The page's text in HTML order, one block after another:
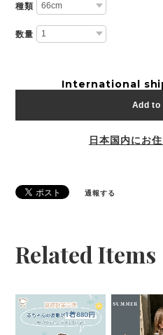
種類
数量
International
Add
日本国内にお
通報する
Related Items